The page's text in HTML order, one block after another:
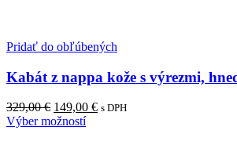
Pridať do obľúbených
Kabát z nappa kože s výrezmi,
329,00€ Pôvodná
cena
149,00 €Aktuálna
s DPH
Výber možností